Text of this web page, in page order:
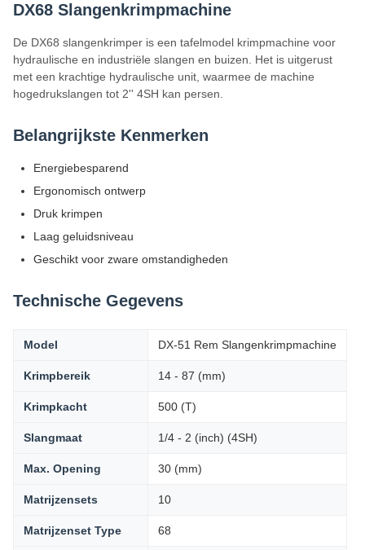
DX68 Slangenkrimpmachine
De DX68 slangenkrimper is een tafelmodel krimpmachine voor
hydraulische en industriële slangen en buizen. Het is uitgerust
met een krachtige hydraulische unit, waarmee de machine
hogedrukslangen tot 2'' 4SH kan persen.
Belangrijkste Kenmerken
Energiebesparend
Ergonomisch ontwerp
Druk krimpen
Laag geluidsniveau
Geschikt voor zware omstandigheden
Technische Gegevens
Model DX-51 Rem Slangenkrimpmachine
Krimpbereik 14 - 87 (mm)
Krimpkacht 500 (T)
Slangmaat 1/4 - 2 (inch) (4SH)
Max. Opening 30 (mm)
Matrijzensets 10
Matrijzenset Type 68